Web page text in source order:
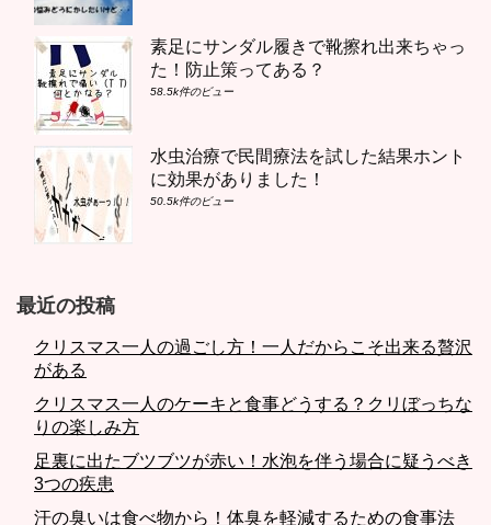
素足にサンダル履きで靴擦れ出来ちゃっ
た！防止策ってある？
58.5k件のビュー
水虫治療で民間療法を試した結果ホント
に効果がありました！
50.5k件のビュー
最近の投稿
クリスマス一人の過ごし方！一人だからこそ出来る贅沢
がある
クリスマス一人のケーキと食事どうする？クリぼっちな
りの楽しみ方
足裏に出たブツブツが赤い！水泡を伴う場合に疑うべき
3つの疾患
汗の臭いは食べ物から！体臭を軽減するための食事法